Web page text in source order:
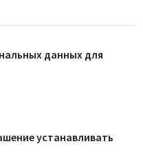
данных для
устанавливать